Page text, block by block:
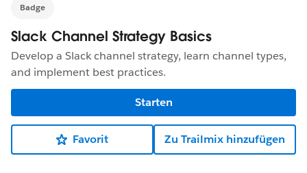
Badge
Slack Channel Strategy Basics
Develop a Slack channel strategy, learn channel types,
and implement best practices.
Starten
Favorit Zu Trailmix hinzufügen